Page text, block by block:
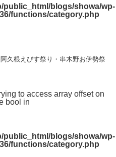
public_html/blogs/showa/wp-
functions/category.php
久根えびす祭り・串木野お伊勢祭
to access array offset on
bool in
public_html/blogs/showa/wp-
functions/category.php